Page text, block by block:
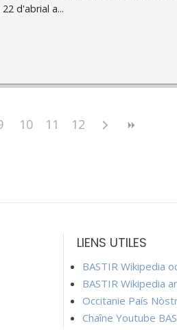
d'abrial a...
10 11 12
LIENS UTILES
BASTIR Wikipedia
BASTIR Wikipedia
Occitanie País
Chaîne Youtube